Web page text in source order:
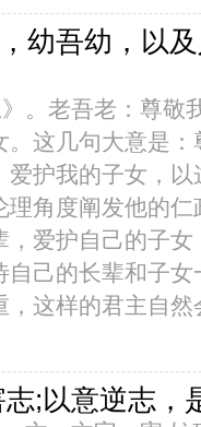
幼吾幼，以
。老吾老：尊敬
这几句大意是
护我的子女，
角度阐发他的
爱护自己的子
己的长辈和子
这样的君主自
;以意逆志，